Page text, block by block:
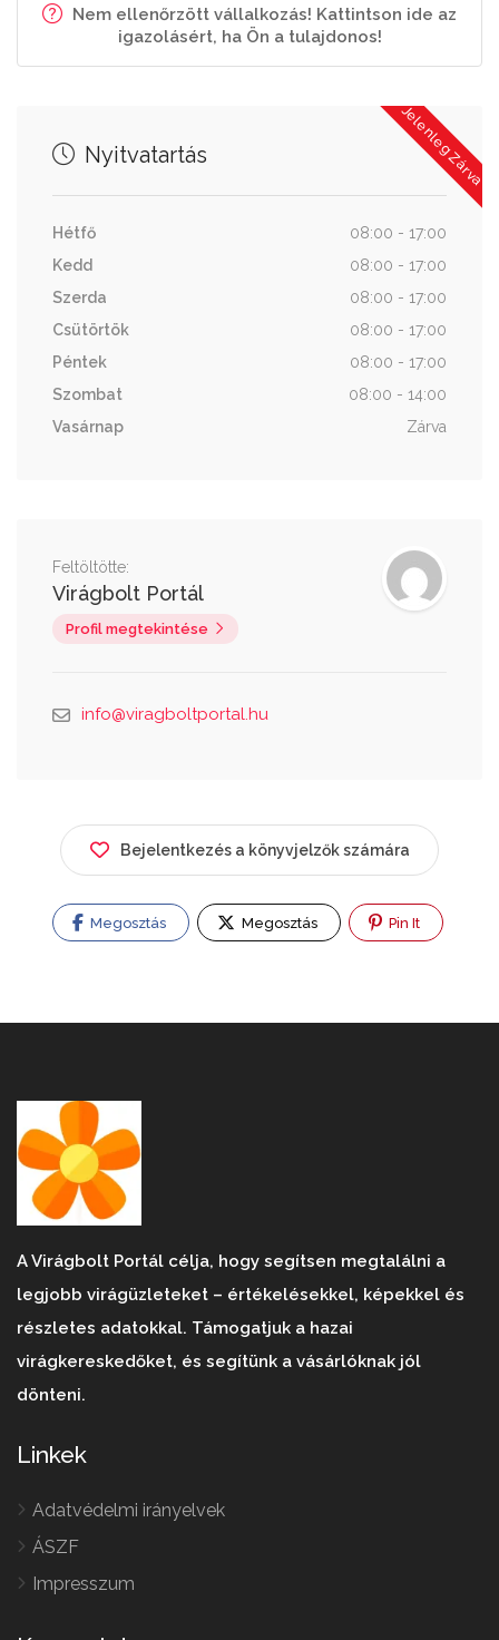
Nem ellenőrzött vállalkozás! Kattintson ide az
igazolásért, ha Ön a tulajdonos!
Jelenleg Zárva
Nyitvatartás
Hétfő
08:00 - 17:00
Kedd
08:00 - 17:00
Szerda
08:00 - 17:00
Csütörtök
08:00 - 17:00
Péntek
08:00 - 17:00
Szombat
08:00 - 14:00
Vasárnap
Zárva
Feltöltötte:
Virágbolt Portál
Profil megtekintése
info@viragboltportal.hu
Bejelentkezés a könyvjelzők számára
Megosztás Megosztás Pin It
A Virágbolt Portál célja, hogy segítsen megtalálni a
legjobb virágüzleteket – értékelésekkel, képekkel és
részletes adatokkal. Támogatjuk a hazai
virágkereskedőket, és segítünk a vásárlóknak jól
dönteni.
Linkek
Adatvédelmi irányelvek
ÁSZF
Impresszum